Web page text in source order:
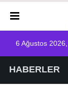
6 Ağustos
HABERLER